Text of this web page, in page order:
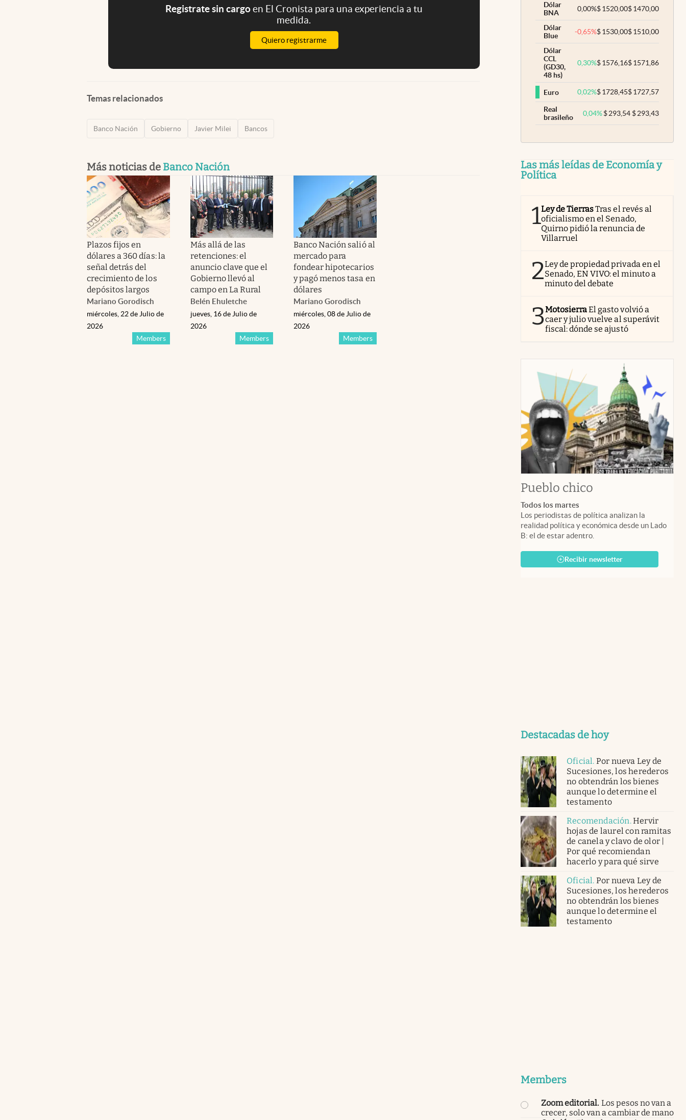
Registrate sin cargoen El Cronista para una experiencia a tu
medida.
Quiero registrarme
Temas relacionados
Banco Nación Gobierno Javier Milei Bancos
Más noticias de Banco Nación
Plazos fijos en
dólares a 360 días: la
señal detrás del
crecimiento de los
depósitos largos
Mariano Gorodisch
Members
miércoles, 22 de Julio de
2026
Más allá de las
retenciones: el
anuncio clave que el
Gobierno llevó al
campo en La Rural
Belén Ehuletche
Members
jueves, 16 de Julio de
2026
Banco Nación salió al
mercado para
fondear hipotecarios
y pagó menos tasa en
dólares
Mariano Gorodisch
Members
miércoles, 08 de Julio de
2026
Dólar
BNA
0,00%$1520,00$1470,00
Dólar
Blue
-0,65%$1530,00$1510,00
Dólar
CCL
(GD30,
48 hs)
0,30%$1576,16$1571,86
Euro 0,02%$1728,45$1727,57
Real
brasileño
0,04% $293,54 $293,43
Las más leídas de Economía y
Política
1Ley de TierrasTras el revés al
oficialismo en el Senado,
Quirno pidió la renuncia de
Villarruel
2Ley de propiedad privada en el
Senado, EN VIVO: el minuto a
minuto del debate
3MotosierraEl gasto volvió a
caer y julio vuelve al superávit
fiscal: dónde se ajustó
Pueblo chico
Todos los martes
Los periodistas de política analizan la
realidad política y económica desde un Lado
B: el de estar adentro.
Recibir newsletter
Destacadas de hoy
Oficial. Por nueva Ley de
Sucesiones, los herederos
no obtendrán los bienes
aunque lo determine el
testamento
Recomendación.Hervir
hojas de laurel con ramitas
de canela y clavo de olor |
Por qué recomiendan
hacerlo y para qué sirve
Oficial. Por nueva Ley de
Sucesiones, los herederos
no obtendrán los bienes
aunque lo determine el
testamento
Members
Zoom editorial. Los pesos no van a
crecer, solo van a cambiar de mano